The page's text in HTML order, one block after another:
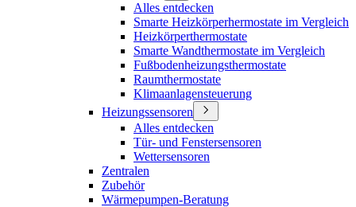
Alles entdecken
Smarte Heizkörperhermostate im Vergleich
Heizkörperthermostate
Smarte Wandthermostate im Vergleich
Fußbodenheizungsthermostate
Raumthermostate
Klimaanlagensteuerung
Heizungssensoren
Alles entdecken
Tür- und Fenstersensoren
Wettersensoren
Zentralen
Zubehör
Wärmepumpen-Beratung